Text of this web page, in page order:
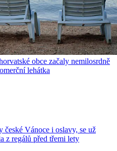
obce začaly nemilosrdně
lehátka
Vánoce i oslavy, se už
z regálů před třemi lety